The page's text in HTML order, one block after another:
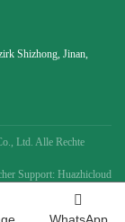
Shizhong, Jinan,
Ltd. Alle Rechte
Support: Huazhicloud
WhatsApp